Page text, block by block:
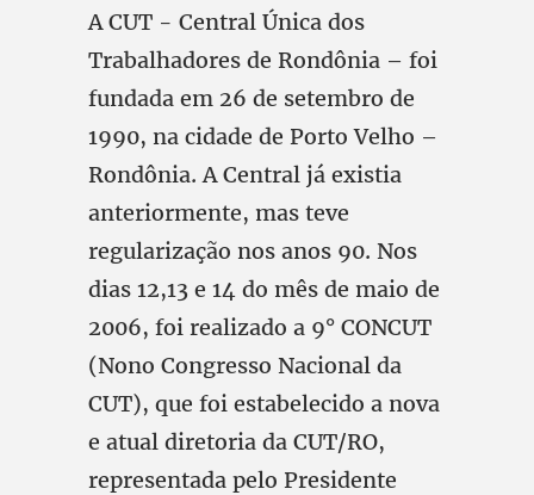
A CUT - Central Única dos
Trabalhadores de Rondônia – foi
fundada em 26 de setembro de
1990, na cidade de Porto Velho –
Rondônia. A Central já existia
anteriormente, mas teve
regularização nos anos 90. Nos
dias 12,13 e 14 do mês de maio de
2006, foi realizado a 9° CONCUT
(Nono Congresso Nacional da
CUT), que foi estabelecido a nova
e atual diretoria da CUT/RO,
representada pelo Presidente